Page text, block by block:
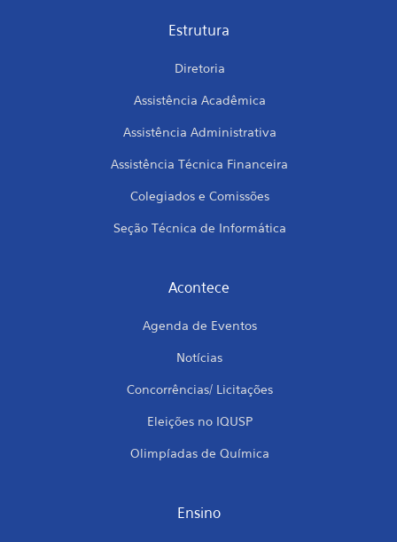
Estrutura
Diretoria
Assistência Acadêmica
Assistência Administrativa
Assistência Técnica Financeira
Colegiados e Comissões
Seção Técnica de Informática
Acontece
Agenda de Eventos
Notícias
Concorrências/ Licitações
Eleições no IQUSP
Olimpíadas de Química
Ensino